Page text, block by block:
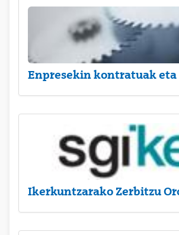
Enpresekin kontratuak
Ikerkuntzarako Zerbitzu